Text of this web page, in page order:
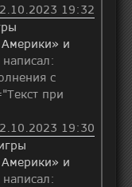
19:32
и
написал:
с
при
19:30
и
написал: